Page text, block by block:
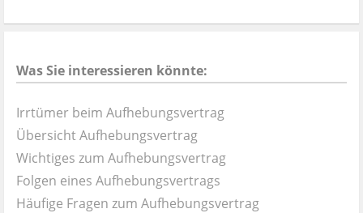
Was Sie interessieren könnte:
Irrtümer beim Aufhebungsvertrag
Übersicht Aufhebungsvertrag
Wichtiges zum Aufhebungsvertrag
Folgen eines Aufhebungsvertrags
Häufige Fragen zum Aufhebungsvertrag